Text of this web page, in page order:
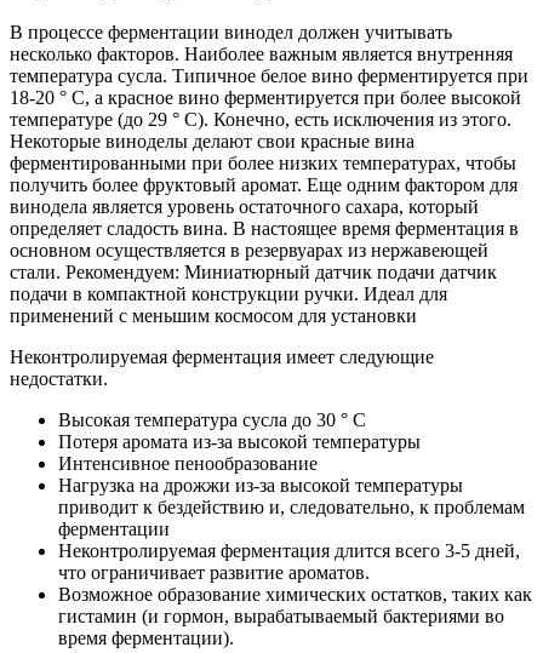
В процессе ферментации винодел должен учитывать
несколько факторов. Наиболее важным является внутренняя
температура сусла. Типичное белое вино ферментируется при
18-20 ° C, а красное вино ферментируется при более высокой
температуре (до 29 ° C). Конечно, есть исключения из этого.
Некоторые виноделы делают свои красные вина
ферментированными при более низких температурах, чтобы
получить более фруктовый аромат. Еще одним фактором для
винодела является уровень остаточного сахара, который
определяет сладость вина. В настоящее время ферментация в
основном осуществляется в резервуарах из нержавеющей
стали. Рекомендуем: Миниатюрный датчик подачи датчик
подачи в компактной конструкции ручки. Идеал для
применений с меньшим космосом для установки
Неконтролируемая ферментация имеет следующие
недостатки.
Высокая температура сусла до 30 ° C
Потеря аромата из-за высокой температуры
Интенсивное пенообразование
Нагрузка на дрожжи из-за высокой температуры
приводит к бездействию и, следовательно, к проблемам
ферментации
Неконтролируемая ферментация длится всего 3-5 дней,
что ограничивает развитие ароматов.
Возможное образование химических остатков, таких как
гистамин (и гормон, вырабатываемый бактериями во
время ферментации).